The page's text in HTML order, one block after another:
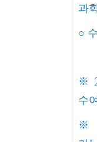
과
○
※
수